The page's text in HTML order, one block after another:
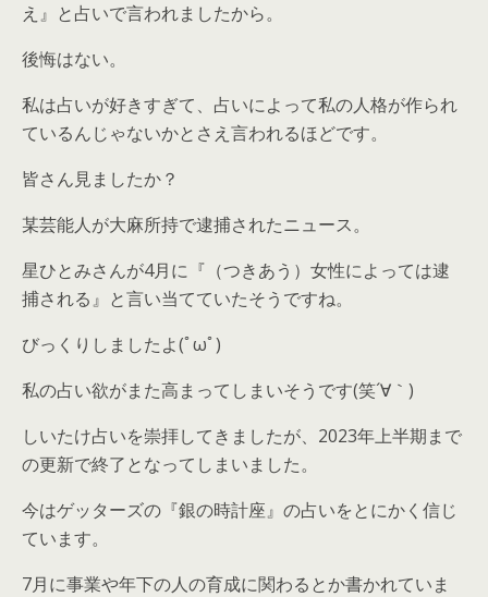
え』と占いで言われましたから。
後悔はない。
私は占いが好きすぎて、占いによって私の人格が作られ
ているんじゃないかとさえ言われるほどです。
皆さん見ましたか？
某芸能人が大麻所持で逮捕されたニュース。
星ひとみさんが4月に『（つきあう）女性によっては逮
捕される』と言い当てていたそうですね。
びっくりしましたよ(ﾟωﾟ)
私の占い欲がまた高まってしまいそうです(笑´∀｀)
しいたけ占いを崇拝してきましたが、2023年上半期まで
の更新で終了となってしまいました。
今はゲッターズの『銀の時計座』の占いをとにかく信じ
ています。
7月に事業や年下の人の育成に関わるとか書かれていま